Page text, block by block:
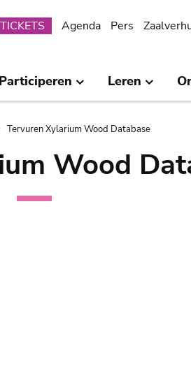
TICKETS Agenda Pers
Participeren Leren
Tervuren Xylarium Wood Database
Wood